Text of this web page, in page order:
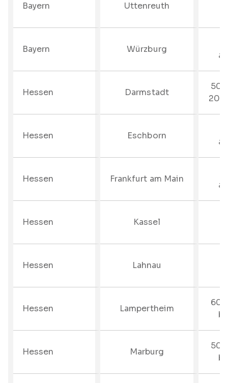
Bayern Uttenreuth
Bayern Würzburg
Hessen Darmstadt
200
Hessen Eschborn
Hessen Frankfurt am Main
Hessen Kassel
Hessen Lahnau
Hessen Lampertheim
Hessen Marburg